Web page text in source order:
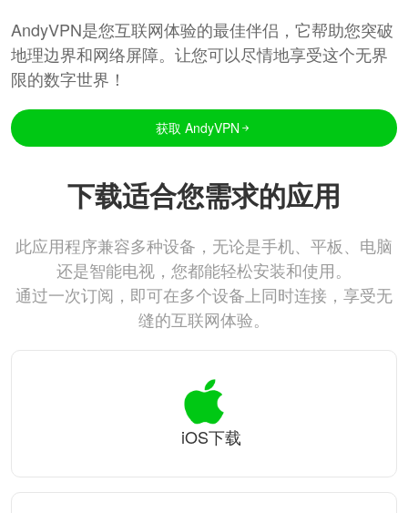
AndyVPN是您互联网体验的最佳伴侣，它帮助您突破
地理边界和网络屏障。让您可以尽情地享受这个无界
限的数字世界！
获取 AndyVPN
下载适合您需求的应用
此应用程序兼容多种设备，无论是手机、平板、电脑
还是智能电视，您都能轻松安装和使用。
通过一次订阅，即可在多个设备上同时连接，享受无
缝的互联网体验。
iOS下载